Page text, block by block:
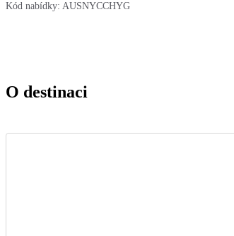
Kód nabídky: AUSNYCCHYG
O destinaci